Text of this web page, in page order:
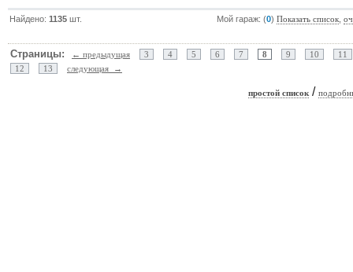
Найдено:1135 шт. Мой гараж: (0)Показать список ,
Страницы: ← предыдущая 3 4 5 6 7 8 9 10
11
12
13 следующая →
простой список /